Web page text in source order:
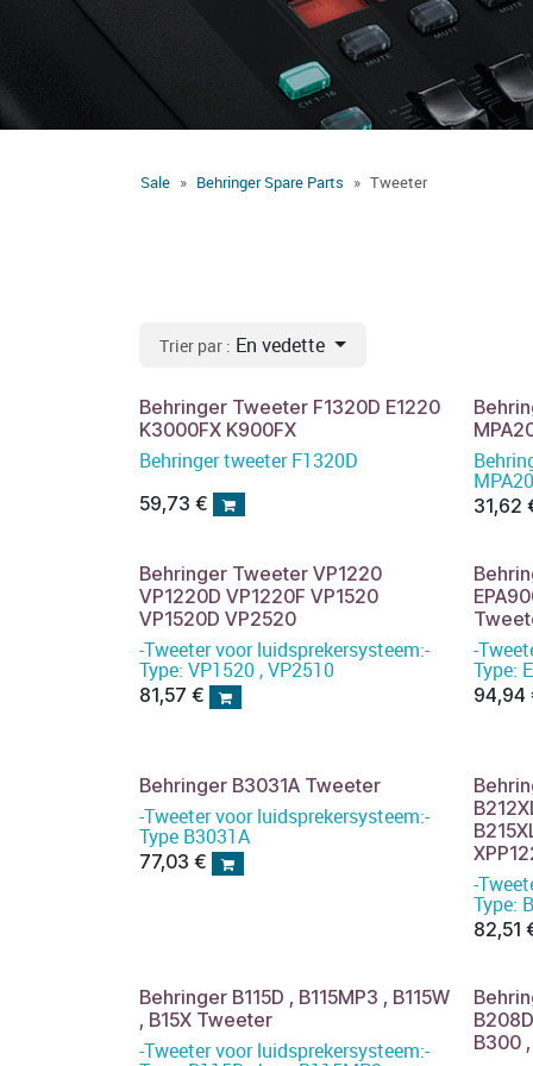
Sale Behringer Spare Parts Tweeter
Trier par : En vedette
Behringer Tweeter F1320D E1220
K3000FX K900FX
Behringer tweeter F1320D
59,73 € 31,62
Behringer Tweeter VP1220
VP1220D VP1220F VP1520
VP1520D VP2520
-Tweeter voor luidsprekersysteem:-
Type: VP1520 , VP2510
81,57 €
-
Type:
94,94
Behringer B3031A Tweeter
-Tweeter voor luidsprekersysteem:-
Type B3031A
77,03 €
-
Type:
82,51
Behringer B115D , B115MP3 , B115W
, B15X Tweeter
-Tweeter voor luidsprekersysteem:-
B300